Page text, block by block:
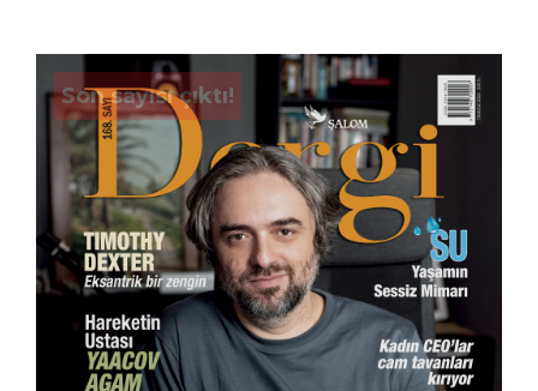
Son sayısı çıktı!